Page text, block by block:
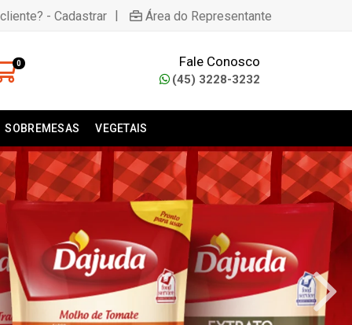
- Cadastrar | Área do Representante
0 Fale Conosco
(45) 3228-3232
SOBREMESAS VEGETAIS